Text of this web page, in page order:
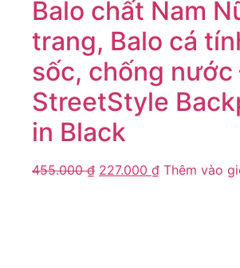
Balo chất Nam
trang, Balo cá
sốc, chống nước
StreetStyle
in Black
455.000₫ 227.000 ₫ Thêm vào